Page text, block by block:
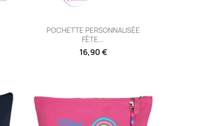
Aperçu rapide
POCHETTE PERSONNALISÉE
FÊTE...
16,90 €